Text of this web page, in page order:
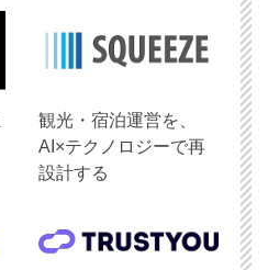
観光・宿泊運営を、
AI×テクノロジーで再
設計する